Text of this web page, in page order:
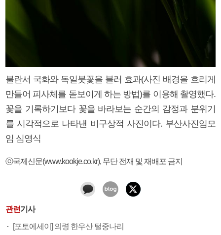
불란서 국화와 독일붓꽃을 블러 효과(사진 배경을 흐리게
만들어 피사체를 돋보이게 하는 방법)를 이용해 촬영했다.
꽃을 기록하기보다 꽃을 바라보는 순간의 감정과 분위기
를 시각적으로 나타낸 비구상적 사진이다. 부산사진임모
임 심영식
ⓒ국제신문(www.kookje.co.kr), 무단 전재 및 재배포 금지
관련기사
[포토에세이] 의령 한우산 털중나리